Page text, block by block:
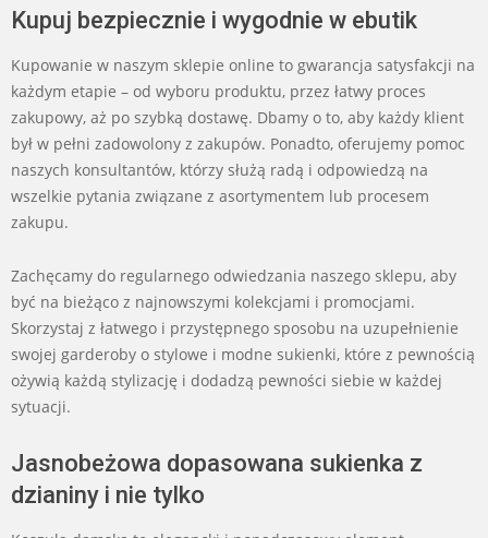
Kupuj bezpiecznie i wygodnie w ebutik
Kupowanie w naszym sklepie online to gwarancja satysfakcji na
każdym etapie – od wyboru produktu, przez łatwy proces
zakupowy, aż po szybką dostawę. Dbamy o to, aby każdy klient
był w pełni zadowolony z zakupów. Ponadto, oferujemy pomoc
naszych konsultantów, którzy służą radą i odpowiedzą na
wszelkie pytania związane z asortymentem lub procesem
zakupu.
Zachęcamy do regularnego odwiedzania naszego sklepu, aby
być na bieżąco z najnowszymi kolekcjami i promocjami.
Skorzystaj z łatwego i przystępnego sposobu na uzupełnienie
swojej garderoby o stylowe i modne sukienki, które z pewnością
ożywią każdą stylizację i dodadzą pewności siebie w każdej
sytuacji.
Jasnobeżowa dopasowana sukienka z
dzianiny i nie tylko